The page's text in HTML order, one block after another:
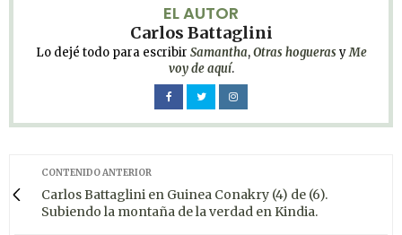
EL AUTOR
Carlos Battaglini
Lo dejé todo para escribir Samantha,Otras hogueras yMe
voy de aquí.
CONTENIDO ANTERIOR
Carlos Battaglini en Guinea Conakry (4) de (6).
Subiendo la montaña de la verdad en Kindia.